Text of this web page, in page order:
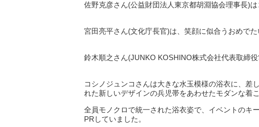
佐野克彦さん(公益財団法人東京都胡淵協会理事長)
宮田亮平さん(文化庁長官)は、笑顔に似合うおめで
鈴木順之さん(JUNKO KOSHINO株式会社代表取締
コシノジュンコさんは大きな水玉模様の浴衣に、差
れた新しいデザインの兵児帯をあわせたモダンな着
全員モノクロで統一された浴衣姿で、イベントのキ
PRしていました。